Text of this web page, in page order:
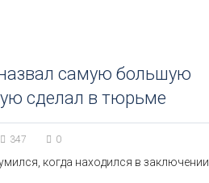
самую большую
сделал в тюрьме
347 0
когда находился в заключении